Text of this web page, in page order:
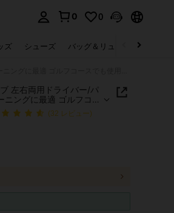
0 0
ズ シューズ バッグ＆リュック
左右両用ドライバー/パ
ングに最適 ゴルフコー
で対応
(32 レビュー)